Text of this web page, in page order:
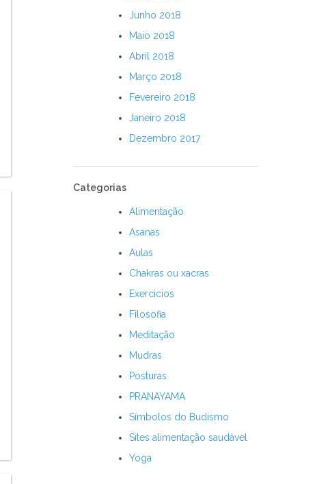
Junho 2018
Maio 2018
Abril 2018
Março 2018
Fevereiro 2018
Janeiro 2018
Dezembro 2017
Categorias
Alimentação
Asanas
Aulas
Chakras ou xacras
Exercicios
Filosofia
Meditação
Mudras
Posturas
PRANAYAMA
Símbolos do Budismo
Sites alimentação saudável
Yoga